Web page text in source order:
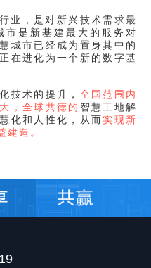
业，是对新兴技术需求最
市是新基建最大的服务对
城市已经成为置身其中的
在进化为一个新的数字基
技术的提升， 全国范围内
，全球共德的 智慧工地解
化和人性化，从而实现新
建造。